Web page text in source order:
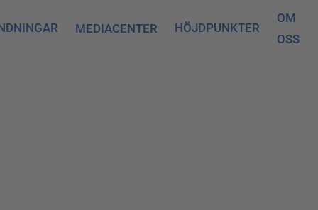
MEDIACENTER HÖJDPUNKTER
OM
OSS